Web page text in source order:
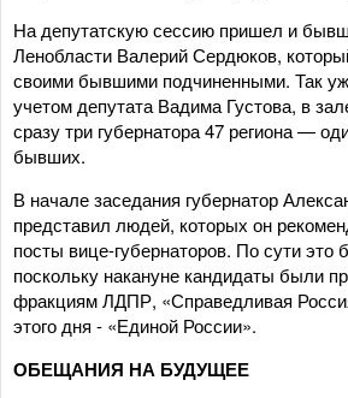
На депутатскую сессию пришел и
Ленобласти Валерий Сердюков,
своими бывшими подчиненными. Так
учетом депутата Вадима Густова, в
сразу три губернатора 47 региона —
бывших.
В начале заседания губернатор
представил людей, которых он
посты вице-губернаторов. По сути
поскольку накануне кандидаты были
фракциям ЛДПР, «Справедливая
этого дня - «Единой России».
ОБЕЩАНИЯ НА БУДУЩЕЕ